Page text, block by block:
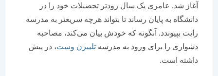
شد. عامری یک سال زودتر تحصیلات خود را در
به پایان رساند تا بتواند هرچه سریعتر به مدرسه
بپیوندد. آنگونه که خودش بیان می‌کند، مصاحبه
را برای ورود به مدرسهتلییزن وست، در پیش
است.